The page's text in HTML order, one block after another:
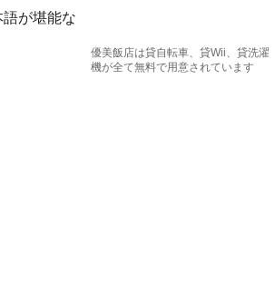
優美飯店は貸自転車、貸Wii、貸洗濯
機が全て無料で用意されています
が堪能な